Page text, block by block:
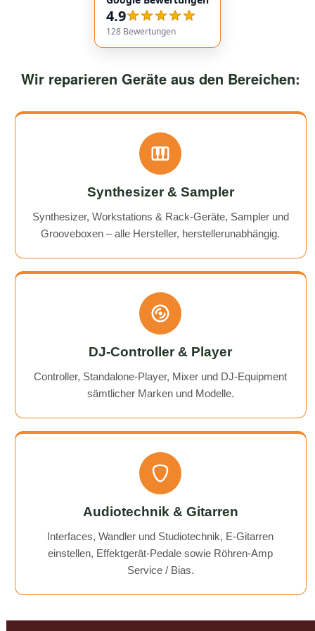
Highly recommended!
4.9
128 Bewertungen
Wir reparieren Geräte aus den Bereichen:
Synthesizer & Sampler
Synthesizer, Workstations & Rack-Geräte, Sampler und
Grooveboxen – alle Hersteller, herstellerunabhängig.
DJ-Controller & Player
Controller, Standalone-Player, Mixer und DJ-Equipment
sämtlicher Marken und Modelle.
Audiotechnik & Gitarren
Interfaces, Wandler und Studiotechnik, E-Gitarren
einstellen, Effektgerät-Pedale sowie Röhren-Amp
Service / Bias.